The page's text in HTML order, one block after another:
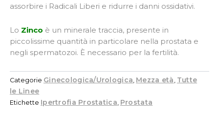
assorbire i Radicali Liberi e ridurre i danni ossidativi.
Lo Zinco è un minerale traccia, presente in
piccolissime quantità in particolare nella prostata e
negli spermatozoi. È necessario per la fertilità.
Categorie Ginecologica/Urologica Mezza età Tutte
le Linee
Etichette Ipertrofia Prostatica Prostata